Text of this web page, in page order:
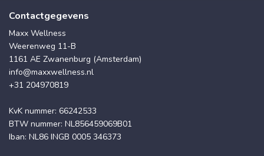
Contactgegevens
Maxx Wellness
Weerenweg 11-B
1161 AE Zwanenburg (Amsterdam)
info@maxxwellness.nl
+31 204970819
KvK nummer: 66242533
BTW nummer: NL856459069B01
Iban: NL86 INGB 0005 346373